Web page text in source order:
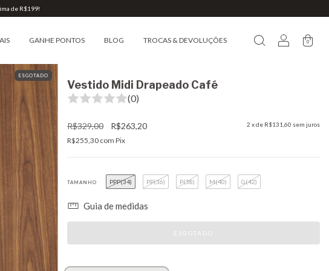
de R$199!
GANHE PONTOS BLOG TROCAS & DEVOLUÇÕES 0
ESGOTADO
Vestido Midi Drapeado Café
(0)
R$329,00 R$263,20 2 x de R$131,60 sem juros
R$255,30 com Pix
TAMANHO PPP(34) PP(36) P(38) M(40) G(42)
Guia de medidas